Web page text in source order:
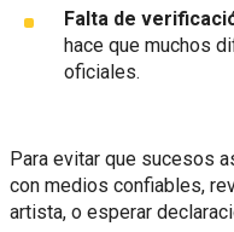
Falta de
hace que muchos
oficiales.
Para evitar que sucesos
con medios confiables,
artista, o esperar